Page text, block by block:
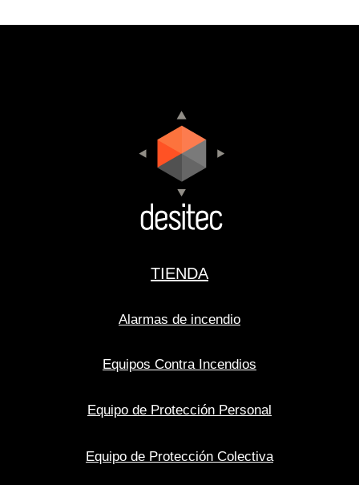
TIENDA
Alarmas de incendio
Equipos Contra Incendios
Equipo de Protección Personal
Equipo de Protección Colectiva